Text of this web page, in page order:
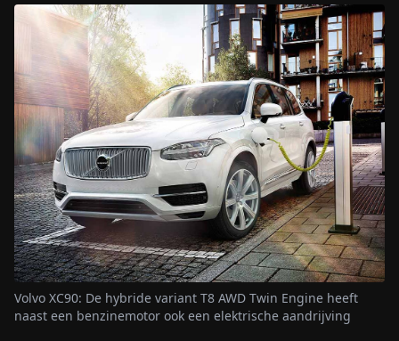
Volvo XC90: De hybride variant T8 AWD Twin Engine heeft
naast een benzinemotor ook een elektrische aandrijving